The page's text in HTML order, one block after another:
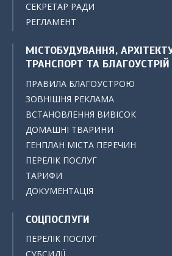
СЕКРЕТАР РАДИ
РЕГЛАМЕНТ
МІСТОБУДУВАННЯ,
ТРАНСПОРТ ТА БЛАГОУСТРІЙ
ПРАВИЛА БЛАГОУСТРОЮ
ЗОВНІШНЯ РЕКЛАМА
ВСТАНОВЛЕННЯ ВИВІСОК
ДОМАШНІ ТВАРИНИ
ГЕНПЛАН МІСТА ПЕРЕЧИН
ПЕРЕЛІК ПОСЛУГ
ТАРИФИ
ДОКУМЕНТАЦІЯ
СОЦПОСЛУГИ
ПЕРЕЛІК ПОСЛУГ